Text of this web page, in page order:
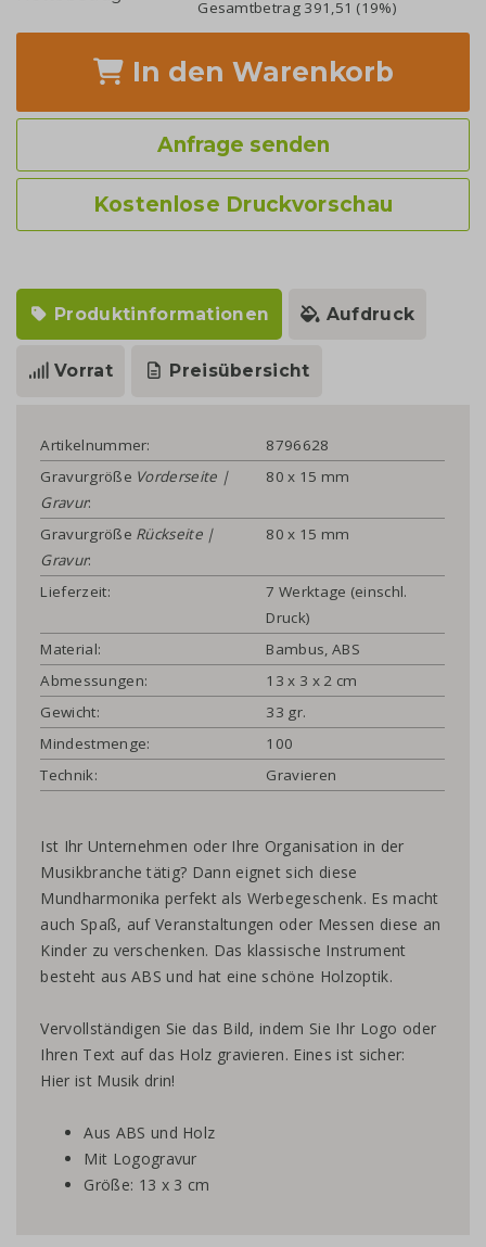
Gesamtbetrag 391,51 (19%)
In den Warenkorb
Anfrage senden
Kostenlose Druckvorschau
Produktinformationen Aufdruck
Vorrat Preisübersicht
Artikelnummer:
8796628
Gravurgröße Vorderseite |
Gravur:
80 x 15 mm
Gravurgröße Rückseite |
Gravur:
80 x 15 mm
Lieferzeit:
7 Werktage (einschl.
Druck)
Material:
Bambus, ABS
Abmessungen:
13 x 3 x 2 cm
Gewicht:
33 gr.
Mindestmenge:
100
Technik:
Gravieren
Ist Ihr Unternehmen oder Ihre Organisation in der
Musikbranche tätig? Dann eignet sich diese
Mundharmonika perfekt als Werbegeschenk. Es macht
auch Spaß, auf Veranstaltungen oder Messen diese an
Kinder zu verschenken. Das klassische Instrument
besteht aus ABS und hat eine schöne Holzoptik.
Vervollständigen Sie das Bild, indem Sie Ihr Logo oder
Ihren Text auf das Holz gravieren. Eines ist sicher:
Hier ist Musik drin!
Aus ABS und Holz
Mit Logogravur
Größe: 13 x 3 cm